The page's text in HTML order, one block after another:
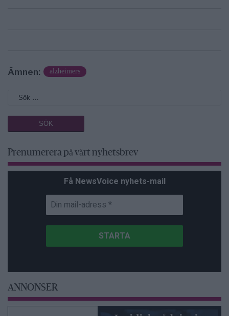
Ämnen: alzheimers
Prenumerera på vårt nyhetsbrev
Få NewsVoice nyhets-mail
ANNONSER